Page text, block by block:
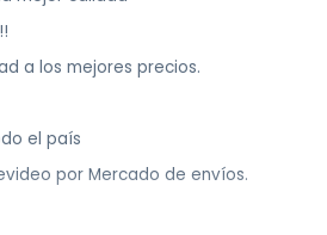
a los mejores precios.
el país
por Mercado de envíos.